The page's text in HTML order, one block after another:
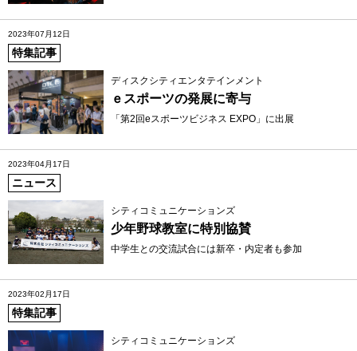
2023年07月12日
特集記事
ディスクシティエンタテインメント
ｅスポーツの発展に寄与
「第2回eスポーツビジネス EXPO」に出展
2023年04月17日
ニュース
シティコミュニケーションズ
少年野球教室に特別協賛
中学生との交流試合には新卒・内定者も参加
2023年02月17日
特集記事
シティコミュニケーションズ